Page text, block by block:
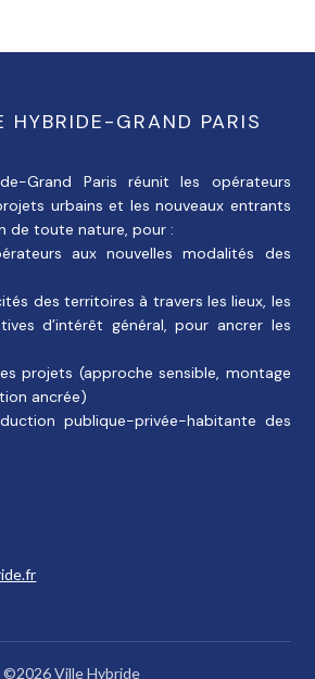
HYBRIDE-GRAND PARIS
Grand Paris réunit les opérateurs
urbains et les nouveaux entrants
de toute nature, pour :
aux nouvelles modalités des
des territoires à travers les lieux, les
d’intérêt général, pour ancrer les
projets (approche sensible, montage
ancrée)
publique-privée-habitante des
©2026 Ville Hybride